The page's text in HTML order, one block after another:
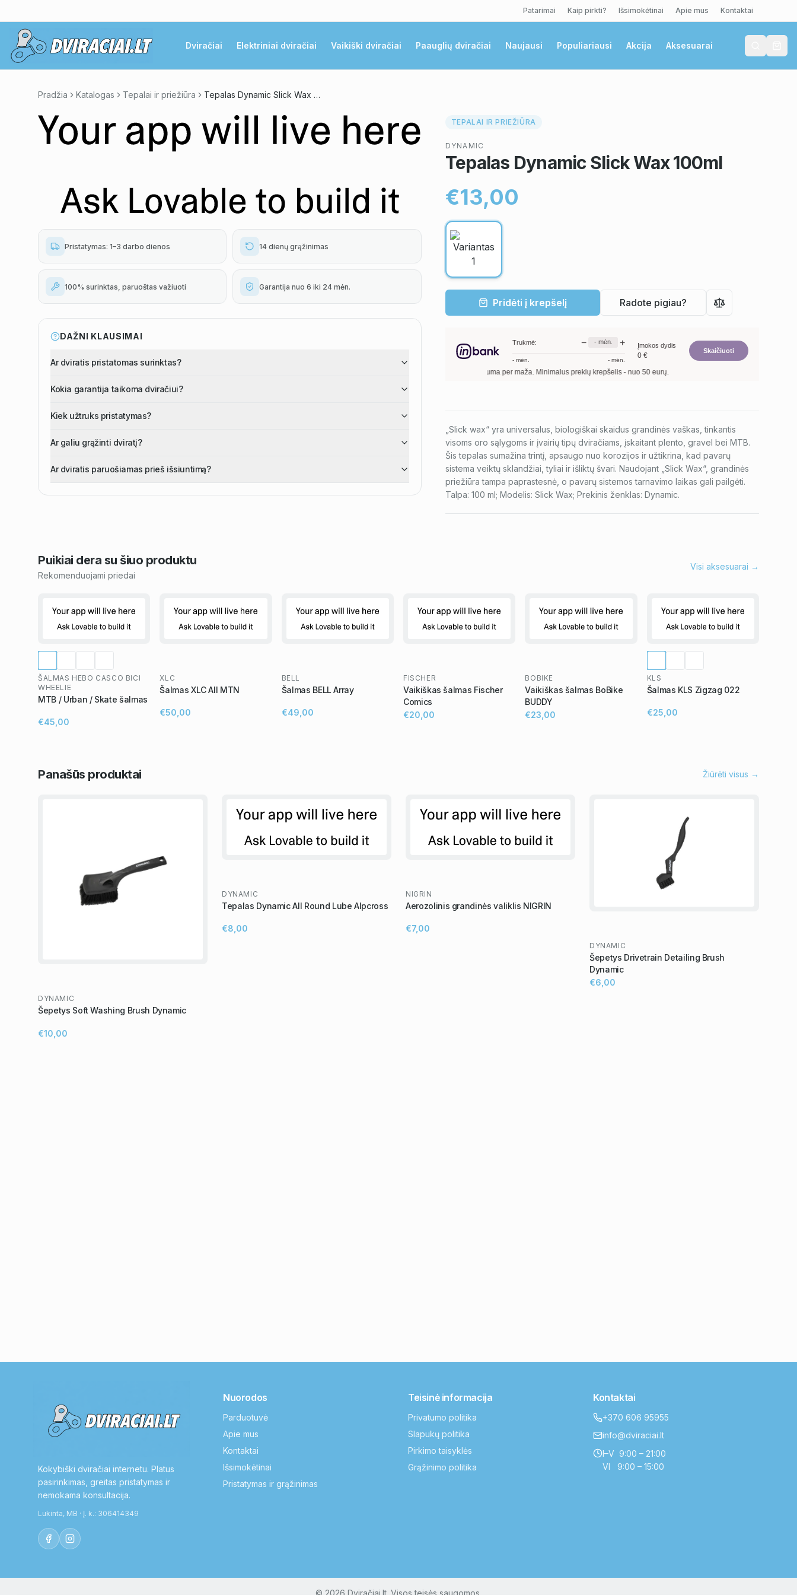
Patarimai Kaip pirkti? Išsimokėtinai Apie mus Kontaktai
Dviračiai Elektriniai dviračiai Vaikiški dviračiai Paauglių dviračiai Naujausi Populiariausi Akcija Aksesuarai
Pradžia Katalogas Tepalai ir priežiūra Tepalas Dynamic Slick Wax 100ml
Pristatymas: 1–3 darbo dienos 14 dienų grąžinimas
100% surinktas, paruoštas važiuoti Garantija nuo 6 iki 24 mėn.
DAŽNI KLAUSIMAI
Ar dviratis pristatomas surinktas?
Kokia garantija taikoma dviračiui?
Kiek užtruks pristatymas?
Ar galiu grąžinti dviratį?
Ar dviratis paruošiamas prieš išsiuntimą?
TEPALAI IR PRIEŽIŪRA
DYNAMIC
Tepalas Dynamic Slick Wax 100ml
€13,00
Pridėti į krepšelį Radote pigiau?
Trukmė: − -mėn. +
-mėn. - mėn.
Įmokos dydis
0 €
Skaičiuoti
Deja, pirkinio suma per maža. Minimalus prekių krepšelis - nuo 50 eurų.
„Slick wax“ yra universalus, biologiškai skaidus grandinės vaškas, tinkantis
visoms oro sąlygoms ir įvairių tipų dviračiams, įskaitant plento, gravel bei MTB.
Šis tepalas sumažina trintį, apsaugo nuo korozijos ir užtikrina, kad pavarų
sistema veiktų sklandžiai, tyliai ir išliktų švari. Naudojant „Slick Wax“, grandinės
priežiūra tampa paprastesnė, o pavarų sistemos tarnavimo laikas gali pailgėti.
Talpa: 100 ml; Modelis: Slick Wax; Prekinis ženklas: Dynamic.
Puikiai dera su šiuo produktu
Rekomenduojami priedai
Visi aksesuarai →
ŠALMAS HEBO CASCO BICI
WHEELIE
MTB / Urban / Skate šalmas
€45,00
XLC
Šalmas XLC All MTN
€50,00
BELL
Šalmas BELL Array
€49,00
FISCHER
Vaikiškas šalmas Fischer
Comics
€20,00
BOBIKE
Vaikiškas šalmas BoBike
BUDDY
€23,00
KLS
Šalmas KLS Zigzag 022
€25,00
Panašūs produktai Žiūrėti visus →
DYNAMIC
Šepetys Soft Washing Brush Dynamic
€10,00
DYNAMIC
Tepalas Dynamic All Round Lube Alpcross
€8,00
NIGRIN
Aerozolinis grandinės valiklis NIGRIN
€7,00
DYNAMIC
Šepetys Drivetrain Detailing Brush
Dynamic
€6,00
Kokybiški dviračiai internetu. Platus
pasirinkimas, greitas pristatymas ir
nemokama konsultacija.
Lukinta, MB · Į. k.: 306414349
Nuorodos
Parduotuvė
Apie mus
Kontaktai
Išsimokėtinai
Pristatymas ir grąžinimas
Teisinė informacija
Privatumo politika
Slapukų politika
Pirkimo taisyklės
Grąžinimo politika
Kontaktai
+370 606 95955
info@dviraciai.lt
I–V 9:00 – 21:00
VI 9:00 – 15:00
© 2026 Dviračiai.lt. Visos teisės saugomos.